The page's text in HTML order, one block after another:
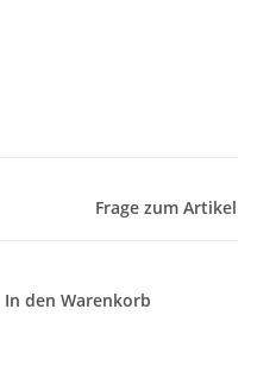
Frage zum Artikel
In den Warenkorb